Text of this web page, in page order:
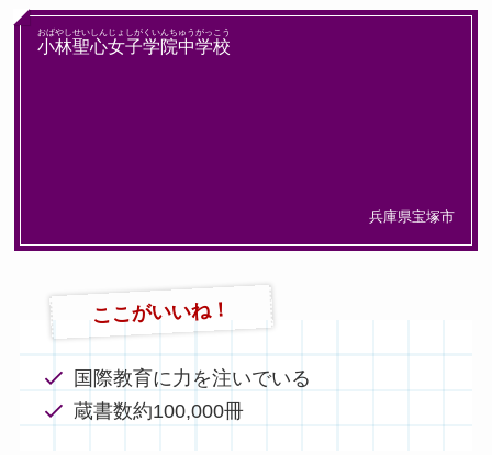
小林聖心女子学院中学校
おばやしせいしんじょしがくいんちゅうがっこう
兵庫県宝塚市
ここがいいね！
国際教育に力を注いでいる
蔵書数約100,000冊